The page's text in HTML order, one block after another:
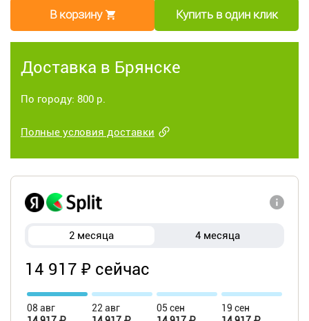
В корзину Купить в один клик
Доставка в Брянске
По городу: 800 р.
Полные условия доставки
2 месяца 4 месяца
14 917 ₽ сейчас
08 авг
22 авг
05 сен
19 сен